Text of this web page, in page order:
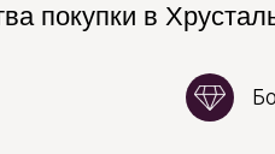
покупки в